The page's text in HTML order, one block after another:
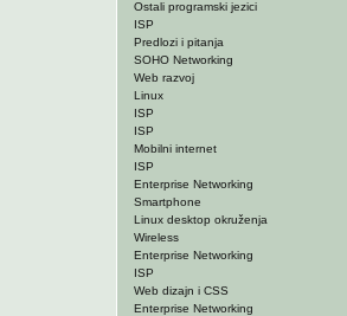
Ostali programski jezici
ISP
Predlozi i pitanja
SOHO Networking
Web razvoj
Linux
ISP
ISP
Mobilni internet
ISP
Enterprise Networking
Smartphone
Linux desktop okruženja
Wireless
Enterprise Networking
ISP
Web dizajn i CSS
Enterprise Networking